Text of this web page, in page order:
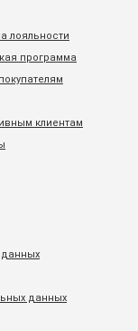
лояльности
программа
клиентам
данных
данных